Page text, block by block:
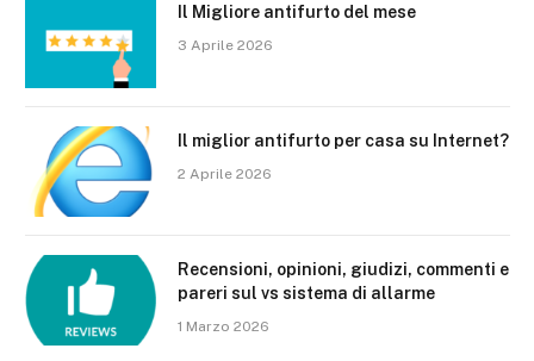
Il Migliore antifurto del mese
3 Aprile 2026
Il miglior antifurto per casa su Internet?
2 Aprile 2026
Recensioni, opinioni, giudizi, commenti e
pareri sul vs sistema di allarme
1 Marzo 2026